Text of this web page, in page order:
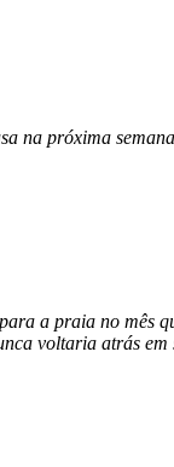
na próxima
a praia no mês
voltaria atrás em